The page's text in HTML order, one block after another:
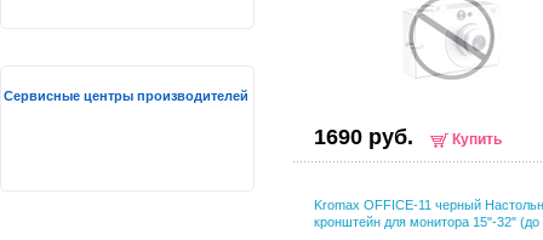
1690 руб. Купить
Kromax OFFICE-11 черный
кронштейн для монитора 15"-32" (до
Сервисные центры производителей